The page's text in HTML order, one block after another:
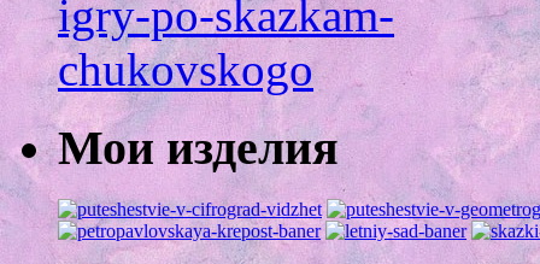
Мои изделия